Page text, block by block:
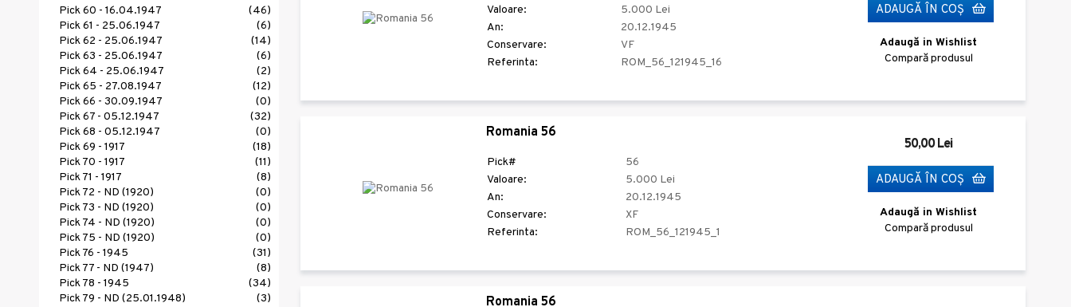
Pick 60 - 16.04.1947
(46)
Pick 61 - 25.06.1947
(6)
Pick 62 - 25.06.1947
(14)
Pick 63 - 25.06.1947
(6)
Pick 64 - 25.06.1947
(2)
Pick 65 - 27.08.1947
(12)
Pick 66 - 30.09.1947
(0)
Pick 67 - 05.12.1947
(32)
Pick 68 - 05.12.1947
(0)
Pick 69 - 1917
(18)
Pick 70 - 1917
(11)
Pick 71 - 1917
(8)
Pick 72 - ND (1920)
(0)
Pick 73 - ND (1920)
(0)
Pick 74 - ND (1920)
(0)
Pick 75 - ND (1920)
(0)
Pick 76 - 1945
(31)
Pick 77 - ND (1947)
(8)
Pick 78 - 1945
(34)
Pick 79 - ND (25.01.1948)
(3)
Valoare:
5.000 Lei
An:
20.12.1945
Conservare:
VF
Referinta:
ROM_56_121945_16
ADAUGĂ ÎN COŞ
Adaugă in Wishlist
Compară produsul
Romania 56
Pick#
56
Valoare:
5.000 Lei
An:
20.12.1945
Conservare:
XF
Referinta:
ROM_56_121945_1
50,00 Lei
ADAUGĂ ÎN COŞ
Adaugă in Wishlist
Compară produsul
Romania 56